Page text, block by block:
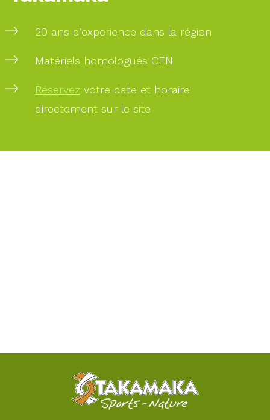
20 ans d’experience dans la région
Matériels homologués CEN
Réservez votre date et horaire
directement sur le site